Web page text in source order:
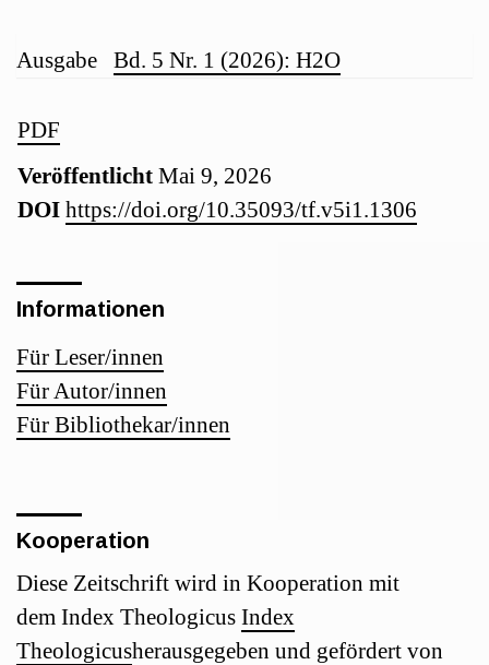
Artikel-
Sidebar
PDF
Veröffentlicht Mai 9, 2026
DOI https://doi.org/10.35093/tf.v5i1.1306
Hauptsächlicher
Artikelinhalt
Artikel-
Details
Ausgabe Bd. 5 Nr. 1 (2026): H2O
Informationen
Für Leser/innen
Für Autor/innen
Für Bibliothekar/innen
Kooperation
Diese Zeitschrift wird in Kooperation mit
dem Index Theologicus Index
Theologicusherausgegeben und gefördert von